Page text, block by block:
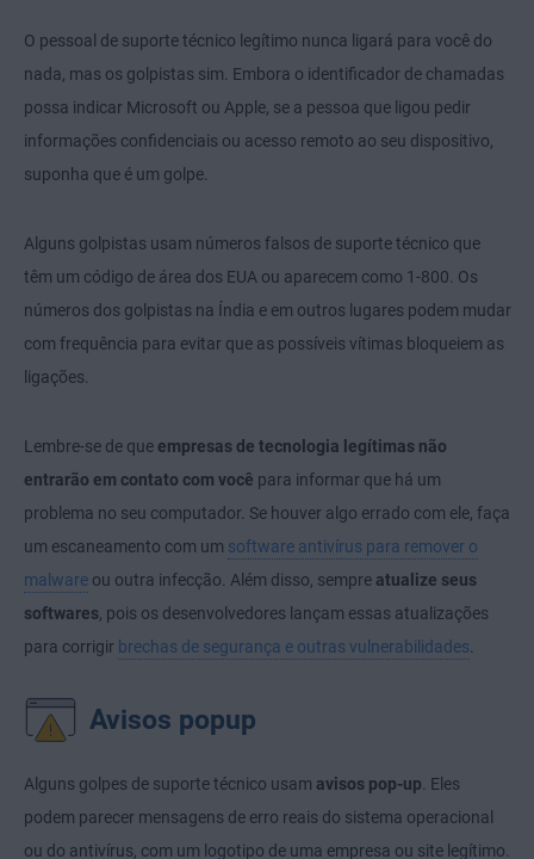
O pessoal de suporte técnico legítimo nunca ligará para você do
nada, mas os golpistas sim. Embora o identificador de chamadas
possa indicar Microsoft ou Apple, se a pessoa que ligou pedir
informações confidenciais ou acesso remoto ao seu dispositivo,
suponha que é um golpe.
Alguns golpistas usam números falsos de suporte técnico que
têm um código de área dos EUA ou aparecem como 1-800. Os
números dos golpistas na Índia e em outros lugares podem mudar
com frequência para evitar que as possíveis vítimas bloqueiem as
ligações.
Lembre-se de que empresas de tecnologia legítimas não
entrarão em contato com você para informar que há um
problema no seu computador. Se houver algo errado com ele, faça
um escaneamento com um software antivírus para remover o
malware ou outra infecção. Além disso, sempre atualize seus
softwares , pois os desenvolvedores lançam essas atualizações
para corrigir brechas de segurança e outras vulnerabilidades
Avisos popup
Alguns golpes de suporte técnico usam avisos pop-up . Eles
podem parecer mensagens de erro reais do sistema operacional
ou do antivírus, com um logotipo de uma empresa ou site legítimo.